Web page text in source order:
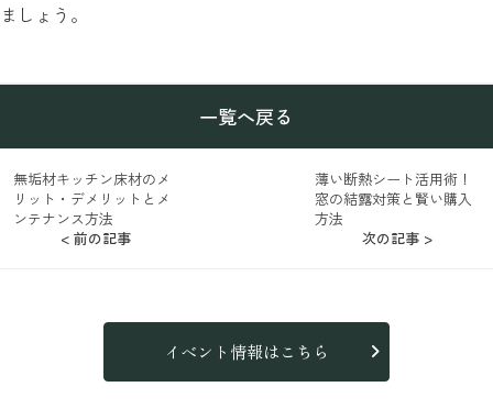
ましょう。
< 前の記事
無垢材キッチン床材のメ
リット・デメリットとメ
ンテナンス方法
一覧へ戻る
薄い断熱シート活用術！
窓の結露対策と賢い購入
方法
次の記事 >
イベント情報はこちら